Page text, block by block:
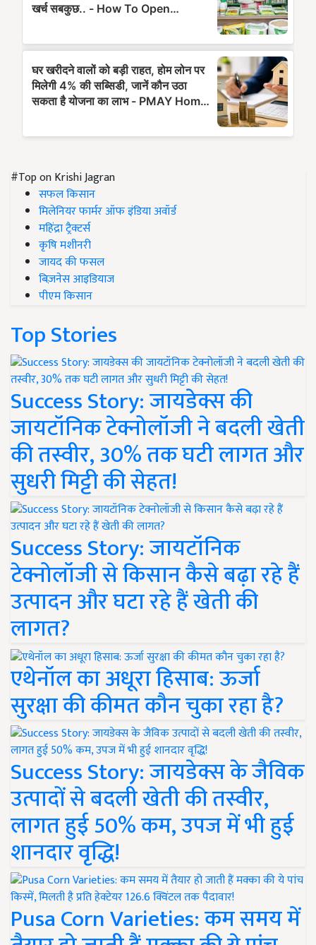
#Top on Krishi Jagran
सफल किसान
मिलेनियर फार्मर ऑफ इंडिया अवॉर्ड
महिंद्रा ट्रैक्टर्स
कृषि मशीनरी
जायद की फसल
बिज़नेस आइडियाज
पीएम किसान
Top Stories
Success Story: जायडेक्स की
जायटॉनिक टेक्नोलॉजी ने बदली खेती
की तस्वीर, 30% तक घटी लागत और
सुधरी मिट्टी की सेहत!
Success Story: जायटॉनिक
टेक्नोलॉजी से किसान कैसे बढ़ा रहे हैं
उत्पादन और घटा रहे हैं खेती की
लागत?
एथेनॉल का अधूरा हिसाब: ऊर्जा
सुरक्षा की कीमत कौन चुका रहा है?
Success Story: जायडेक्स के जैविक
उत्पादों से बदली खेती की तस्वीर,
लागत हुई 50% कम, उपज में भी हुई
शानदार वृद्धि!
Pusa Corn Varieties: कम समय में